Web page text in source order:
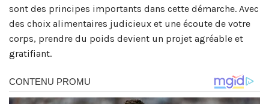
sont des principes importants dans cette démarche. Avec
des choix alimentaires judicieux et une écoute de votre
corps, prendre du poids devient un projet agréable et
gratifiant.